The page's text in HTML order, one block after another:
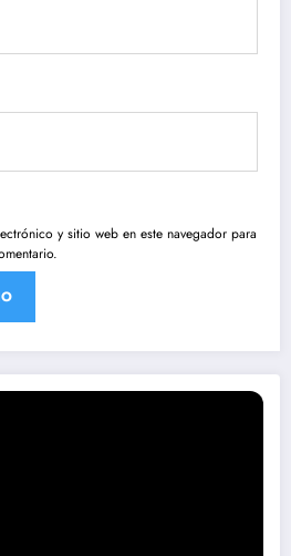
y sitio web en este navegador para